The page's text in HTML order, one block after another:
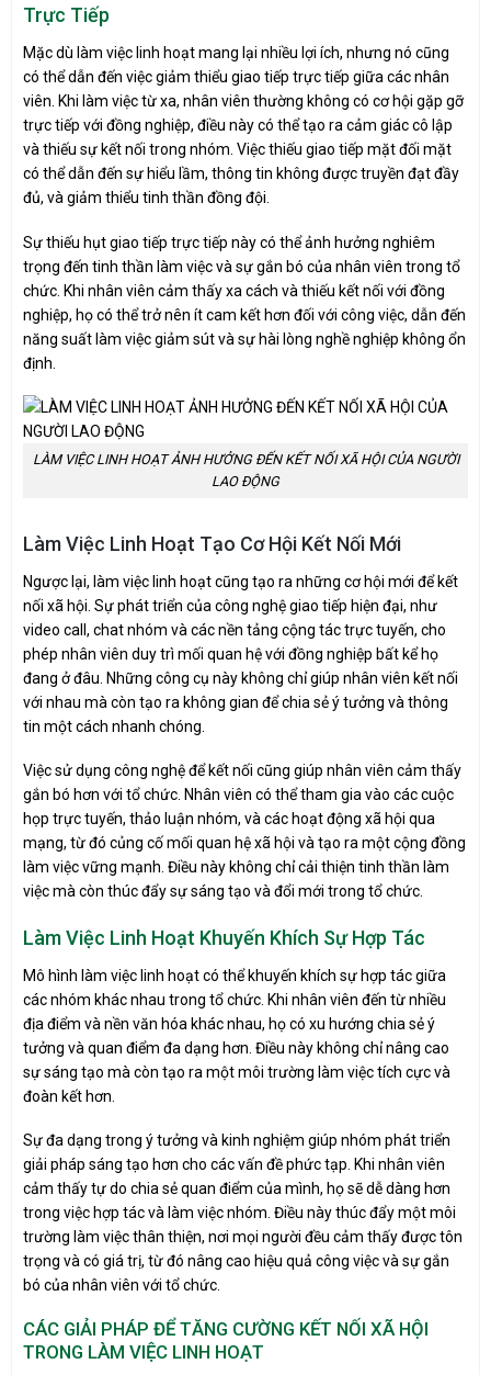
Trực Tiếp
Mặc dù làm việc linh hoạt mang lại nhiều lợi ích, nhưng nó cũng
có thể dẫn đến việc giảm thiểu giao tiếp trực tiếp giữa các nhân
viên. Khi làm việc từ xa, nhân viên thường không có cơ hội gặp gỡ
trực tiếp với đồng nghiệp, điều này có thể tạo ra cảm giác cô lập
và thiếu sự kết nối trong nhóm. Việc thiếu giao tiếp mặt đối mặt
có thể dẫn đến sự hiểu lầm, thông tin không được truyền đạt đầy
đủ, và giảm thiểu tinh thần đồng đội.
Sự thiếu hụt giao tiếp trực tiếp này có thể ảnh hưởng nghiêm
trọng đến tinh thần làm việc và sự gắn bó của nhân viên trong tổ
chức. Khi nhân viên cảm thấy xa cách và thiếu kết nối với đồng
nghiệp, họ có thể trở nên ít cam kết hơn đối với công việc, dẫn đến
năng suất làm việc giảm sút và sự hài lòng nghề nghiệp không ổn
định.
LÀM VIỆC LINH HOẠT ẢNH HƯỞNG ĐẾN KẾT NỐI XÃ HỘI CỦA NGƯỜI
LAO ĐỘNG
Làm Việc Linh Hoạt Tạo Cơ Hội Kết Nối Mới
Ngược lại, làm việc linh hoạt cũng tạo ra những cơ hội mới để kết
nối xã hội. Sự phát triển của công nghệ giao tiếp hiện đại, như
video call, chat nhóm và các nền tảng cộng tác trực tuyến, cho
phép nhân viên duy trì mối quan hệ với đồng nghiệp bất kể họ
đang ở đâu. Những công cụ này không chỉ giúp nhân viên kết nối
với nhau mà còn tạo ra không gian để chia sẻ ý tưởng và thông
tin một cách nhanh chóng.
Việc sử dụng công nghệ để kết nối cũng giúp nhân viên cảm thấy
gắn bó hơn với tổ chức. Nhân viên có thể tham gia vào các cuộc
họp trực tuyến, thảo luận nhóm, và các hoạt động xã hội qua
mạng, từ đó củng cố mối quan hệ xã hội và tạo ra một cộng đồng
làm việc vững mạnh. Điều này không chỉ cải thiện tinh thần làm
việc mà còn thúc đẩy sự sáng tạo và đổi mới trong tổ chức.
Làm Việc Linh Hoạt Khuyến Khích Sự Hợp Tác
Mô hình làm việc linh hoạt có thể khuyến khích sự hợp tác giữa
các nhóm khác nhau trong tổ chức. Khi nhân viên đến từ nhiều
địa điểm và nền văn hóa khác nhau, họ có xu hướng chia sẻ ý
tưởng và quan điểm đa dạng hơn. Điều này không chỉ nâng cao
sự sáng tạo mà còn tạo ra một môi trường làm việc tích cực và
đoàn kết hơn.
Sự đa dạng trong ý tưởng và kinh nghiệm giúp nhóm phát triển
giải pháp sáng tạo hơn cho các vấn đề phức tạp. Khi nhân viên
cảm thấy tự do chia sẻ quan điểm của mình, họ sẽ dễ dàng hơn
trong việc hợp tác và làm việc nhóm. Điều này thúc đẩy một môi
trường làm việc thân thiện, nơi mọi người đều cảm thấy được tôn
trọng và có giá trị, từ đó nâng cao hiệu quả công việc và sự gắn
bó của nhân viên với tổ chức.
CÁC GIẢI PHÁP ĐỂ TĂNG CƯỜNG KẾT NỐI XÃ HỘI
TRONG LÀM VIỆC LINH HOẠT